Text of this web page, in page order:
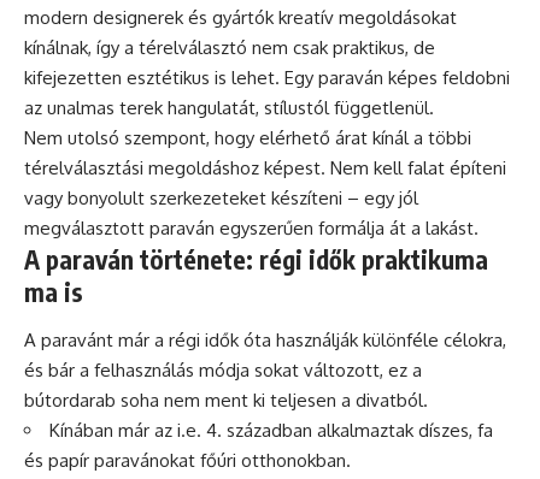
modern designerek és gyártók kreatív megoldásokat
kínálnak, így a térelválasztó nem csak praktikus, de
kifejezetten esztétikus is lehet. Egy paraván képes feldobni
az unalmas terek hangulatát, stílustól függetlenül.
Nem utolsó szempont, hogy elérhető árat kínál a többi
térelválasztási megoldáshoz képest. Nem kell falat építeni
vagy bonyolult szerkezeteket készíteni – egy jól
megválasztott paraván egyszerűen formálja át a lakást.
A paraván története: régi idők praktikuma
ma is
A paravánt már a régi idők óta használják különféle célokra,
és bár a felhasználás módja sokat változott, ez a
bútordarab soha nem ment ki teljesen a divatból.
Kínában már az i.e. 4. században alkalmaztak díszes, fa
és papír paravánokat főúri otthonokban.